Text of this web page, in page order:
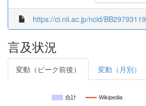
https://ci.nii.ac.jp/ncid/BB29793119
言及状況
変動（ピーク前後） 変動（月別）
合計 Wikipedia